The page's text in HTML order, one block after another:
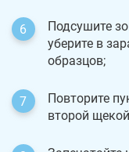
Подсушите
уберите в
образцов;
Повторите
второй